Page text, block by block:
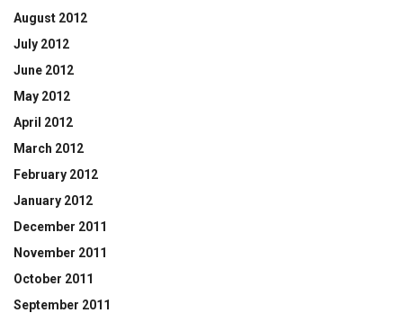
August 2012
July 2012
June 2012
May 2012
April 2012
March 2012
February 2012
January 2012
December 2011
November 2011
October 2011
September 2011